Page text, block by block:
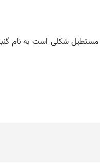
شکلی است به نام گنبد